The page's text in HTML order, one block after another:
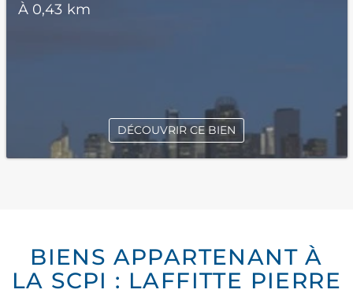
À 0,43 km
DÉCOUVRIR CE BIEN
BIENS APPARTENANT À
LA SCPI : LAFFITTE PIERRE